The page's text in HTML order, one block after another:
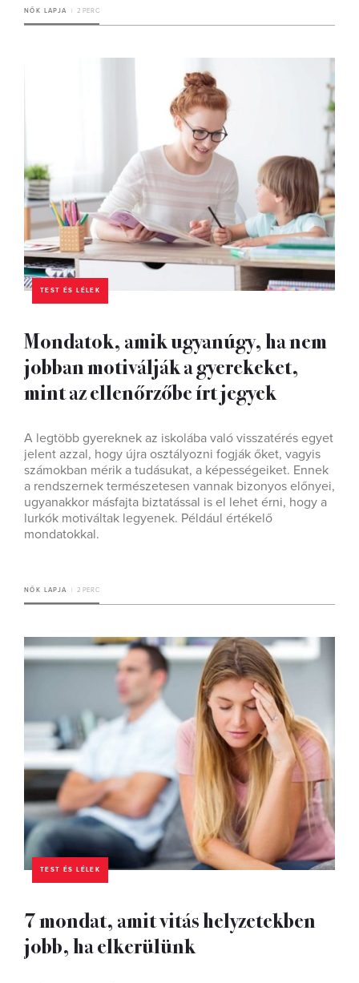
NŐK LAPJA 2 PERC
TEST ÉS LÉLEK
Mondatok, amik ugyanúgy, ha nem
jobban motiválják a gyerekeket,
mint az ellenőrzőbe írt jegyek
A legtöbb gyereknek az iskolába való visszatérés egyet
jelent azzal, hogy újra osztályozni fogják őket, vagyis
számokban mérik a tudásukat, a képességeiket. Ennek
a rendszernek természetesen vannak bizonyos előnyei,
ugyanakkor másfajta biztatással is el lehet érni, hogy a
lurkók motiváltak legyenek. Például értékelő
mondatokkal.
NŐK LAPJA 2 PERC
TEST ÉS LÉLEK
7 mondat, amit vitás helyzetekben
jobb, ha elkerülünk